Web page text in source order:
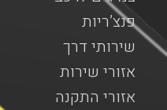
פנצ’ריות
שירותי דרך
אזורי שירות
אזורי התקנה